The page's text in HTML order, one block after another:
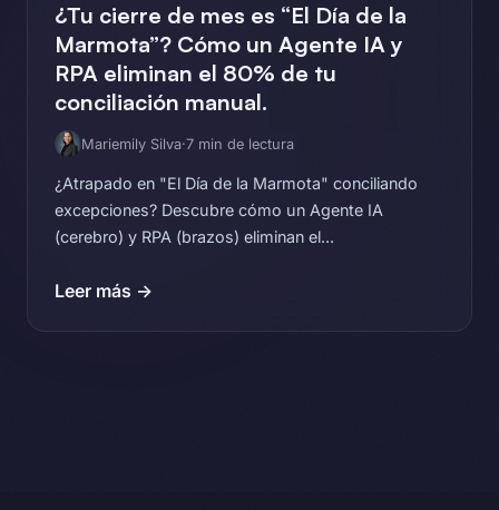
¿Tu cierre de mes es “El Día de la
Marmota”? Cómo un Agente IA y
RPA eliminan el 80% de tu
conciliación manual.
Mariemily Silva·7 min de lectura
¿Atrapado en "El Día de la Marmota" conciliando
excepciones? Descubre cómo un Agente IA
(cerebro) y RPA (brazos) eliminan el...
Leer más →